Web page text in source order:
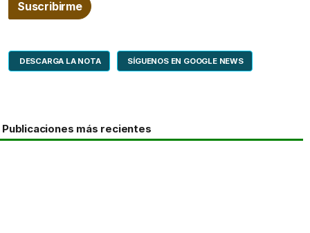
DESCARGA LA NOTA SÍGUENOS EN GOOGLE NEWS
Publicaciones más recientes